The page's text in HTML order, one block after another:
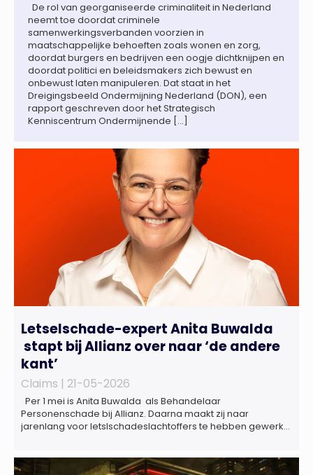
De rol van georganiseerde criminaliteit in Nederland
neemt toe doordat criminele
samenwerkingsverbanden voorzien in
maatschappelijke behoeften zoals wonen en zorg,
doordat burgers en bedrijven een oogje dichtknijpen en
doordat politici en beleidsmakers zich bewust en
onbewust laten manipuleren. Dat staat in het
Dreigingsbeeld Ondermijning Nederland (DON), een
rapport geschreven door het Strategisch
Kenniscentrum Ondermijnende […]
Letselschade-expert Anita Buwalda
stapt bij Allianz over naar ‘de andere
kant’
Claims | 21-05-2026
Per 1 mei is Anita Buwalda als Behandelaar
Personenschade bij Allianz. Daarna maakt zij naar
jarenlang voor letslschadeslachtoffers te hebben gewerkt
naam van Buwalda Letselschade, waarin zij onder meer